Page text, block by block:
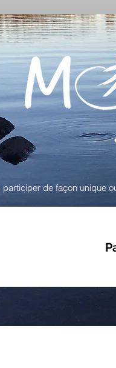
de façon unique